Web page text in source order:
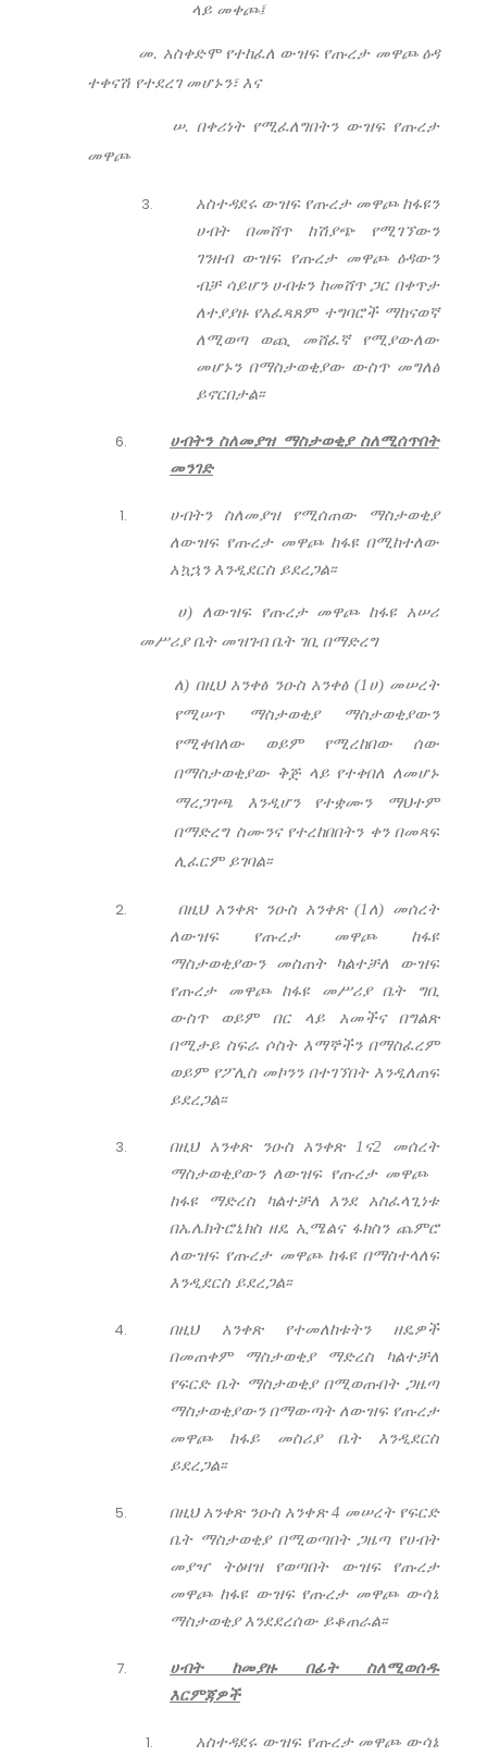
ላይ መቀጮ፤
መ. አስቀድሞ የተከፈለ ውዝፍ የጡረታ መዋጮ ዕዳ
ተቀናሽ የተደረገ መሆኑን፣ እና
ሠ. በቀሪነትየሚፈለግበትን ውዝፍ የጡረታ
መዋጮ
አስተዳደሩ ውዝፍ የጡረታ መዋጮ ከፋዩን
ሀብት በመሸጥ ከሽያጭ የሚገኘውን
ገንዘብ ውዝፍ የጡረታ መዋጮ ዕዳውን
ብቻ ሳይሆን ሀብቱን ከመሸጥ ጋር በቀጥታ
ለተያያዙ የአፈጻጸም ተግባሮች ማከናወኛ
ለሚወጣ ወጪ መሸፈኛ የሚያውለው
መሆኑን በማስታወቂያው ውስጥ መግለፅ
ይኖርበታል፡፡
ሀብትን ስለመያዝ ማስታወቂያ ስለሚሰጥበት
መንገድ
ሀብትንስለመያዝ የሚሰጠው ማስታወቂያ
ለውዝፍ የጡረታ መዋጮ ከፋዩ በሚከተለው
አኳኋን እንዲደርስ ይደረጋል፡፡
ሀ) ለውዝፍ የጡረታ መዋጮ ከፋዩ አሠሪ
መሥሪያ ቤት መዝገብ ቤት ገቢ በማድረግ
ለ) በዚህ አንቀፅ ንዑስ አንቀፅ (1ሀ) መሠረት
የሚሠጥ ማስታወቂያ ማስታወቂያውን
የሚቀበለው ወይም የሚረከበው ሰው
በማስታወቂያው ቅጅ ላይ የተቀበለ ለመሆኑ
ማረጋገጫ እንዲሆን የተቋሙን ማህተም
በማድረግ ስሙንና የተረከበበትን ቀን በመጻፍ
ሊፈርም ይገባል፡፡
በዚህ አንቀጽ ንዑስ አንቀጽ (1ለ) መሰረት
ለውዝፍ የጡረታ መዋጮ ከፋዩ
ማስታወቂያውን መስጠት ካልተቻለ ውዝፍ
የጡረታ መዋጮ ከፋዩ መሥሪያ ቤት ግቢ
ውስጥ ወይም በር ላይ አመችና በግልጽ
በሚታይ ስፍራ ሶስት እማኞችን በማስፈረም
ወይም የፖሊስ መኮንን በተገኘበት እንዲለጠፍ
ይደረጋል፡፡
በዚህ አንቀጽ ንዑስ አንቀጽ 1ና2 መሰረት
ማስታወቂያውን ለውዝፍ የጡረታ መዋጮ
ከፋዩ ማድረስ ካልተቻለ እንደ አስፈላጊነቱ
በኤሌክትሮኒክስ ዘዴ ኢሜልና ፋክስን ጨምሮ
ለውዝፍ የጡረታ መዋጮ ከፋዩ በማስተላለፍ
እንዲደርስ ይደረጋል፡፡
በዚህ አንቀጽ የተመለከቱትን ዘዴዎች
በመጠቀም ማስታወቂያ ማድረስ ካልተቻለ
የፍርድ ቤት ማስታወቂያ በሚወጡበት ጋዜጣ
ማስታወቂያውን በማውጣት ለውዝፍ የጡረታ
መዋጮ ከፋይ መስሪያ ቤት እንዲደርስ
ይደረጋል፡፡
በዚህ አንቀጽ ንዑስ አንቀጽ 4 መሠረት የፍርድ
ቤት ማስታወቂያ በሚወጣበት ጋዜጣ የሀብት
መያዣ ትዕዛዝ የወጣበት ውዝፍ የጡረታ
መዋጮ ከፋዩ ውዝፍ የጡረታ መዋጮ ውሳኔ
ማስታወቂያ እንደደረሰው ይቆጠራል፡፡
ሀብት ከመያዙ በፊት ስለሚወሰዱ
እርምጃዎች
አስተዳደሩ ውዝፍ የጡረታ መዋጮ ውሳኔ